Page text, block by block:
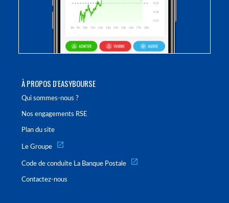
À PROPOS D'EASYBOURSE
Qui sommes-nous ?
Nos engagements RSE
Plan du site
Le Groupe
Code de conduite La Banque Postale
Contactez-nous